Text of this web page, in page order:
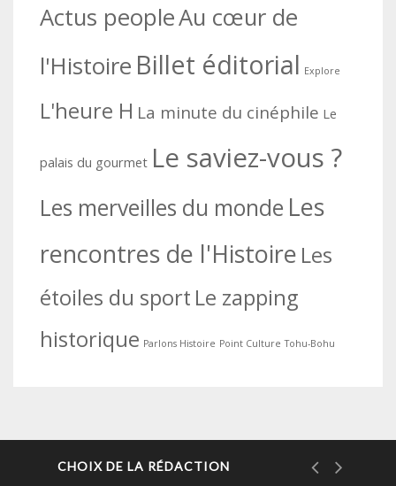
Actus peopleAu cœur de
l'Histoire Billet éditorial Explore
L'heure H La minute du cinéphile Le
palais du gourmet Le saviez-vous ?
Les merveilles du monde Les
rencontres de l'Histoire Les
étoiles du sport Le zapping
historique Parlons Histoire Point Culture Tohu-Bohu
CHOIX DE LA RÉDACTION